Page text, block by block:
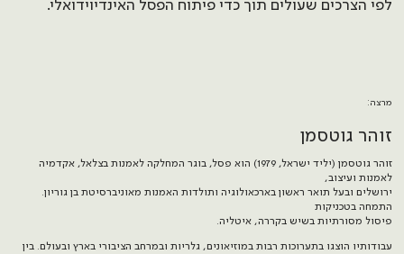
מרצה:
זוהר גוטסמן
זוהר גוטסמן (יליד ישראל, 1979) הוא פסל, בוגר המחלקה לאמנות בצלאל, אקדמיה
לאמנות ועיצוב,
ירושלים ובעל תואר ראשון בארכאולוגיה ותולדות האמנות מאוניברסיטת בן גוריון.
התמחה בטכניקות
פיסול מסורתיות בשיש בקררה, איטליה.
עבודותיו הוצגו בתערוכות רבות במוזיאונים, גלריות ובמרחב הציבורי בארץ ובעולם. בין
לפי הצרכים שעולים תוך כדי פיתוח הפסל האינדיוידואלי.